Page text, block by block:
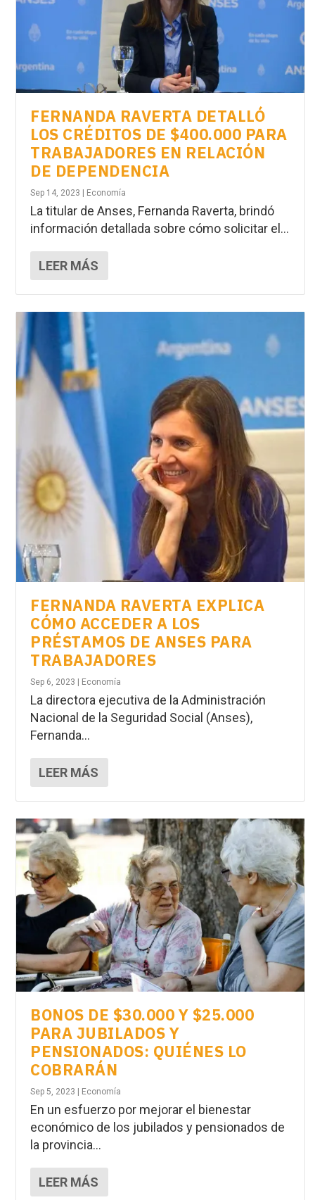
FERNANDA RAVERTA DETALLÓ
LOS CRÉDITOS DE $400.000 PARA
TRABAJADORES EN RELACIÓN
DE DEPENDENCIA
Sep 14, 2023 | Economía
La titular de Anses, Fernanda Raverta, brindó
información detallada sobre cómo solicitar el...
LEER MÁS
FERNANDA RAVERTA EXPLICA
CÓMO ACCEDER A LOS
PRÉSTAMOS DE ANSES PARA
TRABAJADORES
Sep 6, 2023 Economía
La directora ejecutiva de la Administración
Nacional de la Seguridad Social (Anses),
Fernanda...
LEER MÁS
BONOS DE $30.000 Y $25.000
PARA JUBILADOS Y
PENSIONADOS: QUIÉNES LO
COBRARÁN
Sep 5, 2023 | Economía
En un esfuerzo por mejorar el bienestar
económico de los jubilados y pensionados de
la provincia...
LEER MÁS